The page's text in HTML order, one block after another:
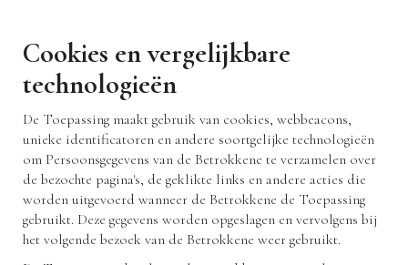
Cookies en vergelijkbare
technologieën
De Toepassing maakt gebruik van cookies, webbeacons,
unieke identificatoren en andere soortgelijke technologieën
om Persoonsgegevens van de Betrokkene te verzamelen over
de bezochte pagina's, de geklikte links en andere acties die
worden uitgevoerd wanneer de Betrokkene de Toepassing
gebruikt. Deze gegevens worden opgeslagen en vervolgens bij
het volgende bezoek van de Betrokkene weer gebruikt.